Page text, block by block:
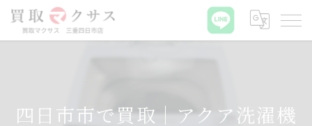
四日市市で買取｜アクア洗濯機